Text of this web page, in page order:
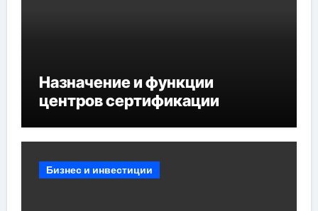
Назначение и функции
центров сертификации
Бизнес и инвестиции